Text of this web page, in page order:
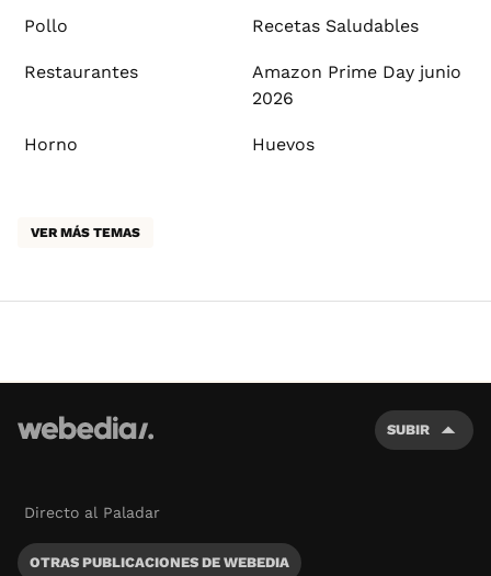
Pollo Recetas Saludables
Restaurantes
Amazon Prime Day junio
2026
Horno Huevos
VER MÁS TEMAS
SUBIR
Directo al Paladar
OTRAS PUBLICACIONES DE WEBEDIA